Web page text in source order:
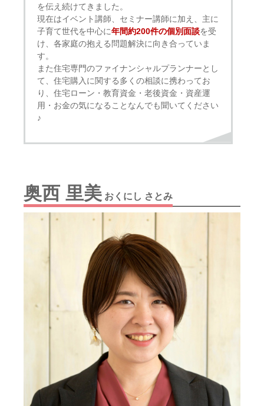
を伝え続けてきました。
現在はイベント講師、セミナー講師に加え、主に
子育て世代を中心に年間約200件の個別面談を受
け、各家庭の抱える問題解決に向き合っていま
す。
また住宅専門のファイナンシャルプランナーとし
て、住宅購入に関する多くの相談に携わってお
り、住宅ローン・教育資金・老後資金・資産運
用・お金の気になることなんでも聞いてください
♪
奥西 里美 おくにし さとみ